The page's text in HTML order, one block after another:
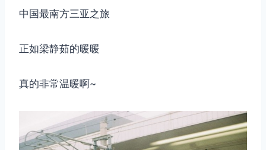
中国最南方三亚之旅
正如梁静茹的暖暖
真的非常温暖啊~